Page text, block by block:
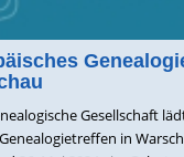
Gesellschaft
in